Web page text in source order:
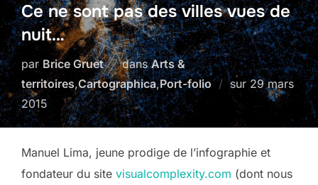
Ce ne sont pas des villes vues de
nuit…
par Brice Gruet dansArts &
territoires,Cartographica,Port-folio surPublié
29 mars
2015
Manuel Lima, jeune prodige de l’infographie et
fondateur du site visualcomplexity.com (dont nous